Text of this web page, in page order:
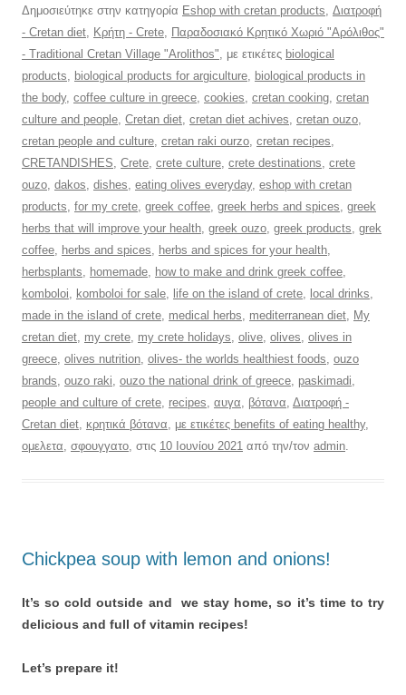
Δημοσιεύτηκε στην κατηγορία Eshop with cretan products Διατροφή
- Cretan diet
Κρήτη - Crete
Παραδοσιακό Κρητικό Χωριό "Αρόλιθος"
- Traditional Cretan Village "Arolithos" , με ετικέτες biological
products
biological products for argiculture
biological products in
the body, coffee culture in greece cookies cretan cooking cretan
culture and people Cretan diet cretan diet achives cretan ouzo
cretan people and culture cretan raki ourzo cretan recipes
CRETANDISHES Crete crete culture crete destinations crete
ouzo dakos dishes eating olives everyday, eshop with cretan
products for my crete greek coffee greek herbs and spices greek
herbs that will improve your health greek ouzo greek products grek
coffee
herbs and spices herbs and spices for your health
herbsplants
homemade how to make and drink greek coffee
komboloi
komboloi for sale life on the island of crete local drinks
made in the island of crete medical herbs mediterranean diet
My
cretan diet my crete my crete holidays olive olives olives in
greece olives nutrition olives- the worlds healthiest foods ouzo
brands ouzo raki ouzo the national drink of greece paskimadi
people and culture of crete recipes αυγα βότανα Διατροφή -
Cretan diet κρητικά βότανα με ετικέτες benefits of eating healthy,
ομελετα σφουγγατο , στις 10 Ιουνίου 2021 από την/τον admin
Chickpea soup with lemon and onions!
It’s so cold outside and we stay home, so it’s time to try
delicious and full of vitamin recipes!
Let’s prepare it!